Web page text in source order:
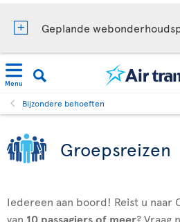
Geplande
Menu
Bijzondere behoeften
Groepsreizen
Iedereen aan boord! Reist u naar
van 10 passagiersof meer? Vraag